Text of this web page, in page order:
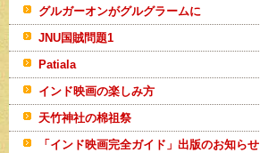
グルガーオンがグルグラームに
JNU国賊問題1
Patiala
インド映画の楽しみ方
天竹神社の棉祖祭
「インド映画完全ガイド」出版のお知らせ